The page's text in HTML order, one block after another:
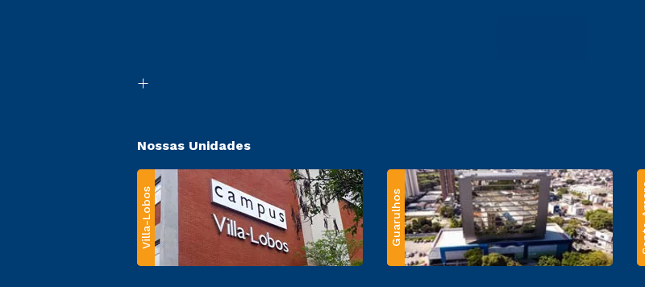
Nossas Unidades
Villa-Lobos Guarulhos